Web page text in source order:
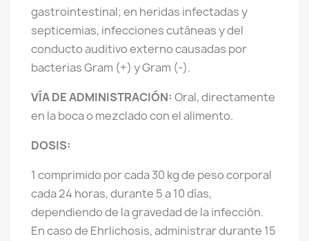
gastrointestinal; en heridas infectadas y
septicemias, infecciones cutáneas y del
conducto auditivo externo causadas por
bacterias Gram (+) y Gram (-).
VÍA DE ADMINISTRACIÓN: Oral, directamente
en la boca o mezclado con el alimento.
DOSIS:
1 comprimido por cada 30 kg de peso corporal
cada 24 horas, durante 5 a 10 días,
dependiendo de la gravedad de la infección.
En caso de Ehrlichosis, administrar durante 15